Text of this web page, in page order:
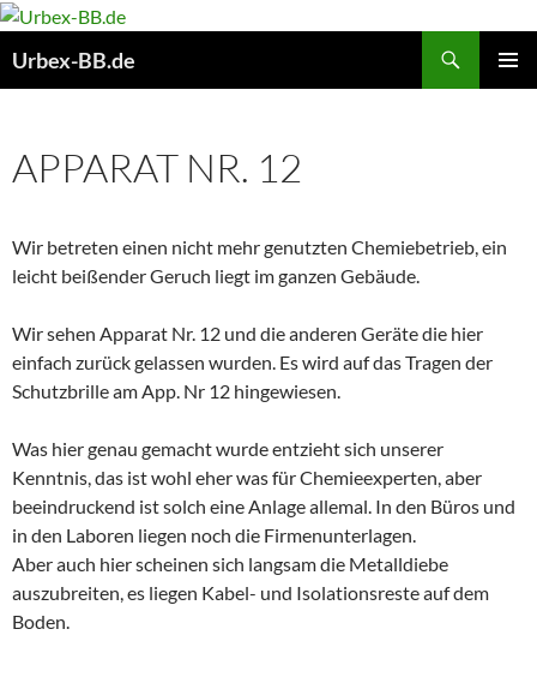
Urbex-BB.de
APPARAT NR. 12
Wir betreten einen nicht mehr genutzten Chemiebetrieb, ein
leicht beißender Geruch liegt im ganzen Gebäude.
Wir sehen Apparat Nr. 12 und die anderen Geräte die hier
einfach zurück gelassen wurden. Es wird auf das Tragen der
Schutzbrille am App. Nr 12 hingewiesen.
Was hier genau gemacht wurde entzieht sich unserer
Kenntnis, das ist wohl eher was für Chemieexperten, aber
beeindruckend ist solch eine Anlage allemal. In den Büros und
in den Laboren liegen noch die Firmenunterlagen.
Aber auch hier scheinen sich langsam die Metalldiebe
auszubreiten, es liegen Kabel- und Isolationsreste auf dem
Boden.